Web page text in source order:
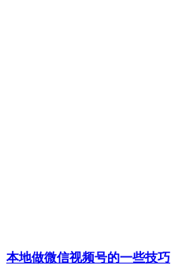
本地做微信视频号的一些技巧